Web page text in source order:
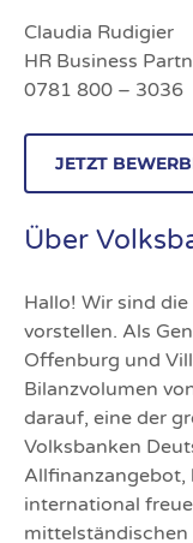
Claudia Rudigier
HR Business
0781 800 – 3036
JETZT
Über
Hallo! Wir sind
vorstellen. Als
Offenburg und
Bilanzvolumen
darauf, eine der
Volksbanken
Allfinanzangebot,
international